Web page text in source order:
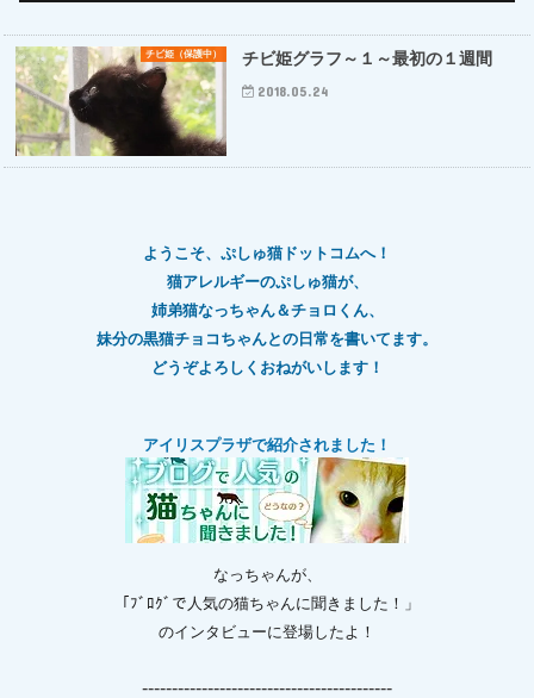
チビ姫（保護中） チビ姫グラフ～１～最初の１週間
2018.05.24
ようこそ、ぷしゅ猫ドットコムへ！
猫アレルギーのぷしゅ猫が、
姉弟猫なっちゃん＆チョロくん、
妹分の黒猫チョコちゃんとの日常を書いてます。
どうぞよろしくおねがいします！
アイリスプラザで紹介されました！
なっちゃんが、
「ﾌﾞﾛｸﾞで人気の猫ちゃんに聞きました！」
のインタビューに登場したよ！
------------------------------------------